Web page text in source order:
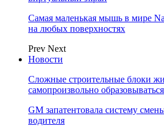
Самая маленькая мышь в мире
на любых поверхностях
Prev Next
Новости
Сложные строительные блоки
самопроизвольно
GM запатентовала систему
водителя